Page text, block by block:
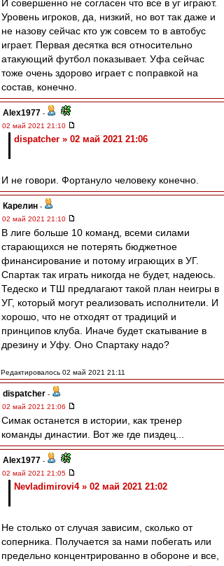
И совершенно не согласен что все в уг играют.
Уровень игроков, да, низкий, но вот так даже и
не назову сейчас кто уж совсем то в автобус
играет. Первая десятка вся относительно
атакующий футбол показывает. Уфа сейчас
тоже очень здорово играет с поправкой на
состав, конечно.
Alex1977 -
02 май 2021 21:10
dispatcher » 02 май 2021 21:06
И не говори. Фортануло человеку конечно.
Карелин -
02 май 2021 21:10
В лиге больше 10 команд, всеми силами
старающихся не потерять бюджетное
финансирование и потому играющих в УГ.
Спартак так играть никогда не будет, надеюсь.
Тедеско и ТШ предлагают такой план неигры в
УГ, который могут реализовать исполнители. И
хорошо, что не отходят от традиций и
принципов клуба. Иначе будет скатывание в
дрезину и Уфу. Оно Спартаку надо?
Редактировалось 02 май 2021 21:11
dispatcher -
02 май 2021 21:06
Симак останется в истории, как тренер
команды династии. Вот же где пиздец...
Alex1977 -
02 май 2021 21:05
Nevladimirovi4 » 02 май 2021 21:02
Не столько от случая зависим, сколько от
соперника. Получается за нами побегать или
предельно концентрированно в обороне и все,